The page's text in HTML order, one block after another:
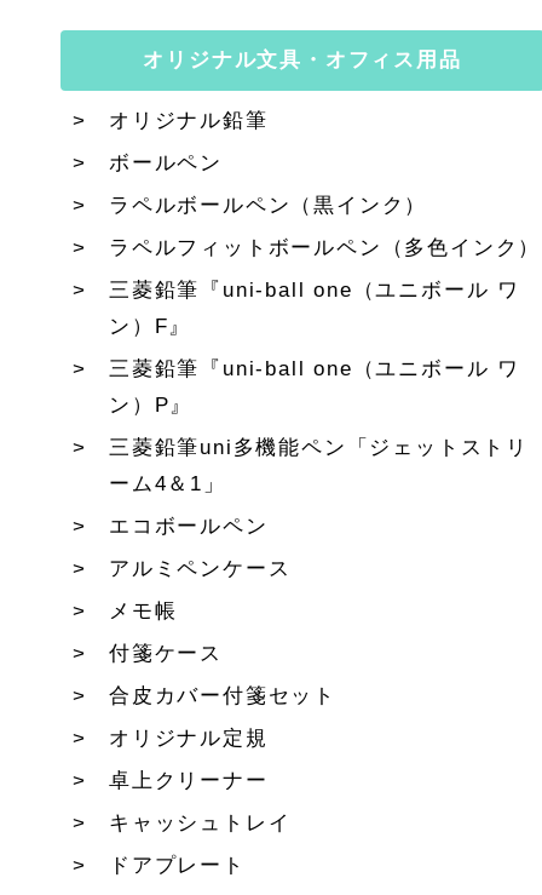
オリジナル文具・オフィス用品
オリジナル鉛筆
ボールペン
ラペルボールペン（黒インク）
ラペルフィットボールペン（多色インク）
三菱鉛筆『uni-ball one（ユニボール ワ
ン）F』
三菱鉛筆『uni-ball one（ユニボール ワ
ン）P』
三菱鉛筆uni多機能ペン「ジェットストリ
ーム4＆1」
エコボールペン
アルミペンケース
メモ帳
付箋ケース
合皮カバー付箋セット
オリジナル定規
卓上クリーナー
キャッシュトレイ
ドアプレート